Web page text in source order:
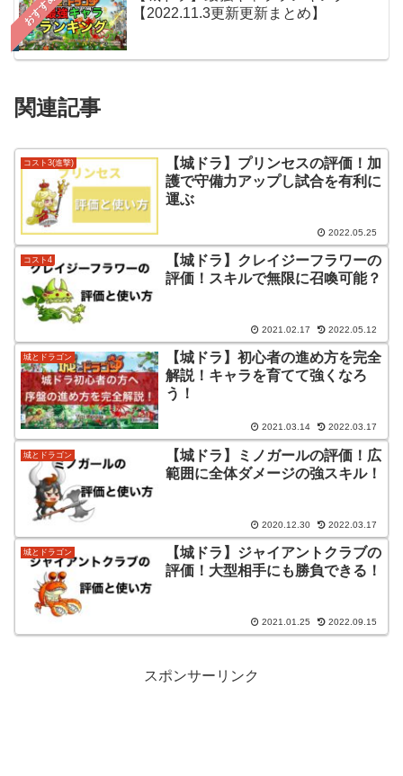
おすすめ
【2022.11.3更新更新まとめ】
関連記事
コスト3(進撃)
【城ドラ】プリンセスの評価！加
護で守備力アップし試合を有利に
運ぶ
2022.05.25
コスト4
【城ドラ】クレイジーフラワーの
評価！スキルで無限に召喚可能？
2021.02.17 2022.05.12
城とドラゴン
【城ドラ】初心者の進め方を完全
解説！キャラを育てて強くなろ
う！
2021.03.14 2022.03.17
城とドラゴン
【城ドラ】ミノガールの評価！広
範囲に全体ダメージの強スキル！
2020.12.30 2022.03.17
城とドラゴン
【城ドラ】ジャイアントクラブの
評価！大型相手にも勝負できる！
2021.01.25 2022.09.15
スポンサーリンク